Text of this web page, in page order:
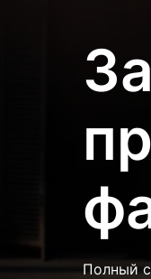
Полный